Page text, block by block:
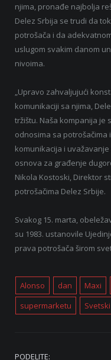
njima, pronađe najbolja
Delez Srbija se trudi da
potrošača i da
uslugom svakim danom
nivoima.
„Upravo zahvaljujući
komunikaciji sa njima,
tržištu. Naša kompanija je
odnosima sa potrošačima
komunikacija i
osnova za građenje
Nikola Kostoski, Direktor
potrošačima Delez Srbije.
Svakog 15. marta,
su 1983. ustanovile
prava potrošača širom
Alonso dan Maxi
supermarketu
Svetski
PODELITE: